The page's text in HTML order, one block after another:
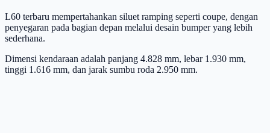
L60 terbaru mempertahankan siluet ramping seperti coupe, dengan
penyegaran pada bagian depan melalui desain bumper yang lebih
sederhana.
Dimensi kendaraan adalah panjang 4.828 mm, lebar 1.930 mm,
tinggi 1.616 mm, dan jarak sumbu roda 2.950 mm.